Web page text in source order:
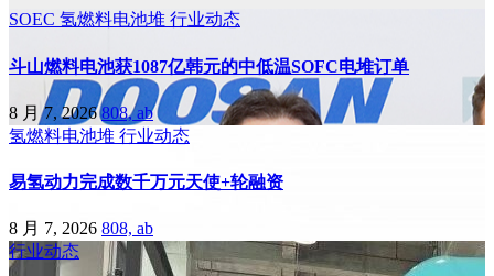
SOEC 氢燃料电池堆 行业动态
斗山燃料电池获1087亿韩元的中低温SOFC电堆订单
8 月 7, 2026808, ab
氢燃料电池堆 行业动态
易氢动力完成数千万元天使+轮融资
8 月 7, 2026 808, ab
行业动态